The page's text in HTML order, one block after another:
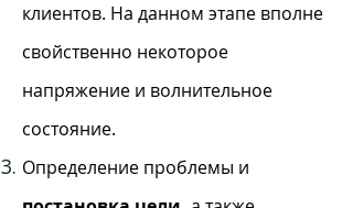
клиентов. На данном этапе вполне
свойственно некоторое
напряжение и волнительное
состояние.
Определение проблемы и